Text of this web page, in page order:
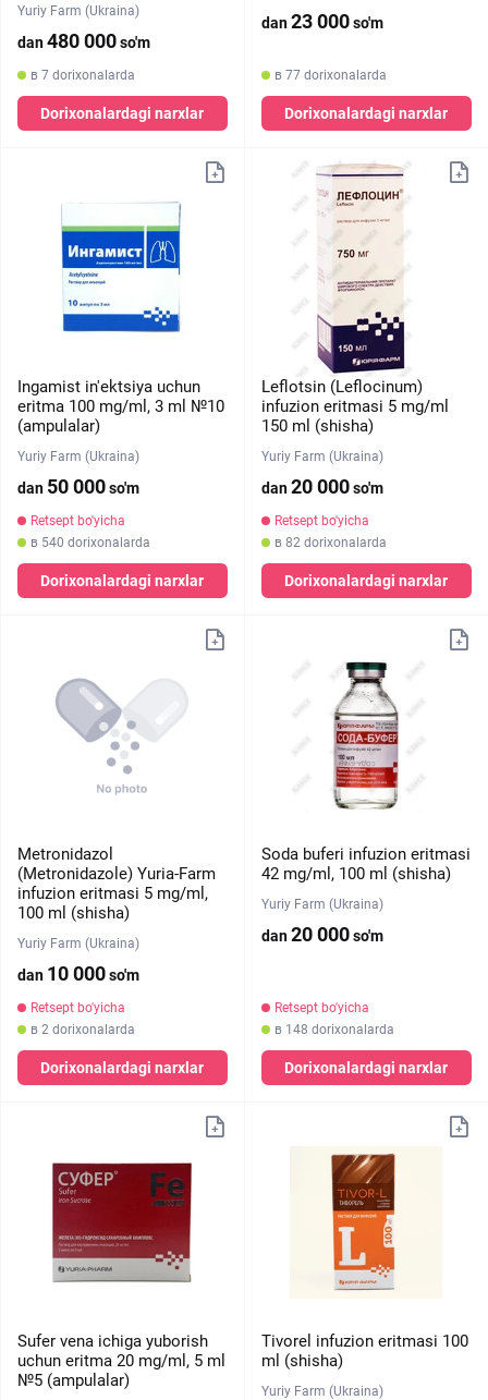
Yuriy Farm (Ukraina)
dan480 000so'm
в 7 dorixonalarda
Dorixonalardagi narxlar
dan23 000so'm
в 77 dorixonalarda
Dorixonalardagi narxlar
Ingamist in'ektsiya uchun
eritma 100 mg/ml, 3 ml №10
(ampulalar)
Yuriy Farm (Ukraina)
dan 50 000so'm
Retsept bo'yicha
в 540 dorixonalarda
Dorixonalardagi narxlar
Leflotsin (Leflocinum)
infuzion eritmasi 5 mg/ml
150 ml (shisha)
Yuriy Farm (Ukraina)
dan20 000so'm
Retsept bo'yicha
в 82 dorixonalarda
Dorixonalardagi narxlar
Metronidazol
(Metronidazole) Yuria-Farm
infuzion eritmasi 5 mg/ml,
100 ml (shisha)
Yuriy Farm (Ukraina)
dan 10 000so'm
Retsept bo'yicha
в 2 dorixonalarda
Dorixonalardagi narxlar
Soda buferi infuzion eritmasi
42 mg/ml, 100 ml (shisha)
Yuriy Farm (Ukraina)
dan20 000so'm
Retsept bo'yicha
в 148 dorixonalarda
Dorixonalardagi narxlar
Sufer vena ichiga yuborish
uchun eritma 20 mg/ml, 5 ml
№5 (ampulalar)
Tivorel infuzion eritmasi 100
ml (shisha)
Yuriy Farm (Ukraina)